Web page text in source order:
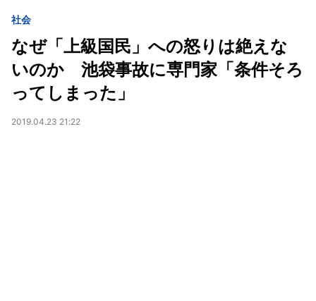
社会
なぜ「上級国民」への怒りは絶えな
いのか 池袋事故に専門家「条件そろ
ってしまった」
2019.04.23 21:22